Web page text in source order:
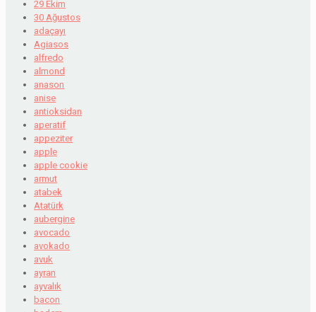
29 Ekim
30 Ağustos
adaçayı
Agiasos
alfredo
almond
anason
anise
antioksidan
aperatif
appeziter
apple
apple cookie
armut
atabek
Atatürk
aubergine
avocado
avokado
avuk
ayran
ayvalık
bacon